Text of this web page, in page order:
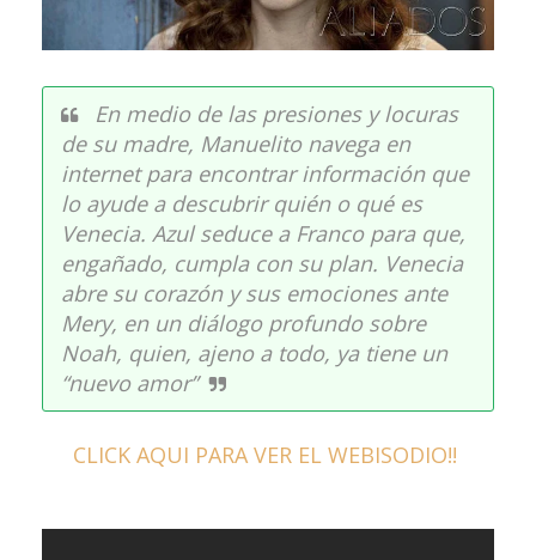
En medio de las presiones y locuras
de su madre, Manuelito navega en
internet para encontrar información que
lo ayude a descubrir quién o qué es
Venecia. Azul seduce a Franco para que,
engañado, cumpla con su plan. Venecia
abre su corazón y sus emociones ante
Mery, en un diálogo profundo sobre
Noah, quien, ajeno a todo, ya tiene un
“nuevo amor”
CLICK AQUI PARA VER EL WEBISODIO!!